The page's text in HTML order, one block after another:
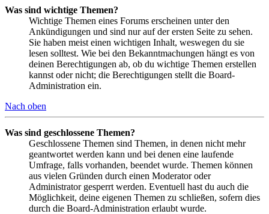
Was sind wichtige Themen?
Wichtige Themen eines Forums erscheinen unter den
Ankündigungen und sind nur auf der ersten Seite zu sehen.
Sie haben meist einen wichtigen Inhalt, weswegen du sie
lesen solltest. Wie bei den Bekanntmachungen hängt es von
deinen Berechtigungen ab, ob du wichtige Themen erstellen
kannst oder nicht; die Berechtigungen stellt die Board-
Administration ein.
Nach oben
Was sind geschlossene Themen?
Geschlossene Themen sind Themen, in denen nicht mehr
geantwortet werden kann und bei denen eine laufende
Umfrage, falls vorhanden, beendet wurde. Themen können
aus vielen Gründen durch einen Moderator oder
Administrator gesperrt werden. Eventuell hast du auch die
Möglichkeit, deine eigenen Themen zu schließen, sofern dies
durch die Board-Administration erlaubt wurde.